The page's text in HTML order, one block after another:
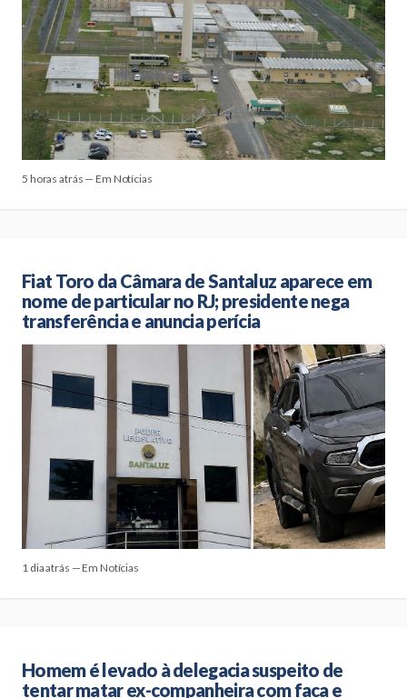
5 horas atrás — Em Notícias
Fiat Toro da Câmara de Santaluz aparece em
nome de particular no RJ; presidente nega
transferência e anuncia perícia
1 dia atrás — Em Notícias
Homem é levado à delegacia suspeito de
tentar matar ex-companheira com faca e